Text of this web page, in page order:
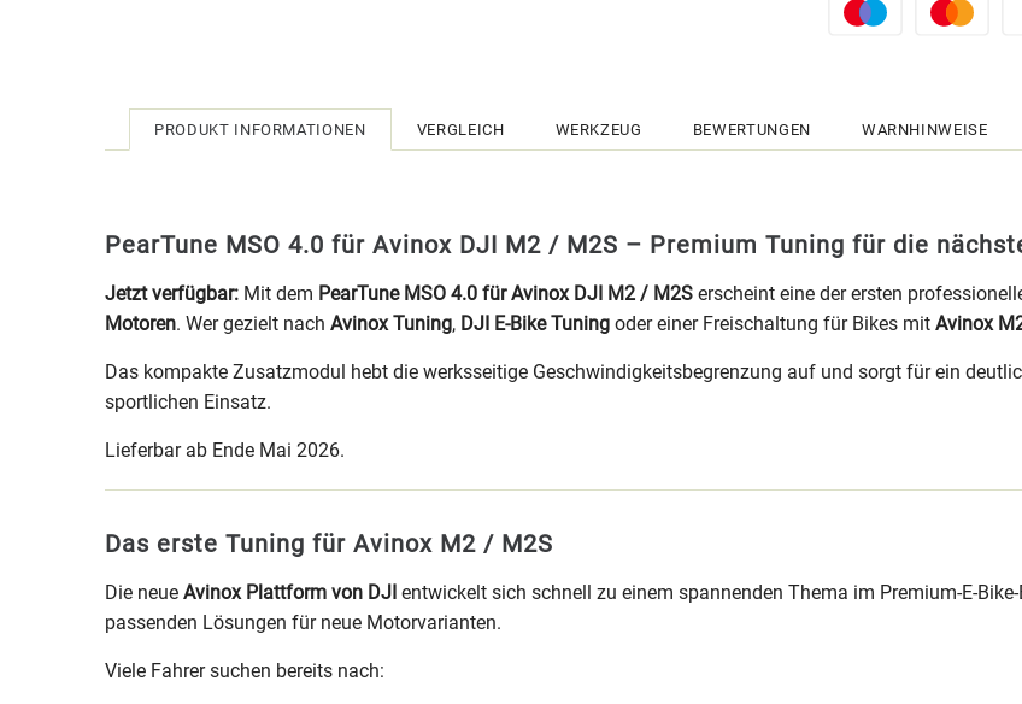
PRODUKT INFORMATIONEN VERGLEICH WERKZEUG BEWERTUNGEN WARNHINWEISE
PearTune MSO 4.0 für Avinox DJI M2 / M2S – Premium Tuning für die
Jetzt verfügbar: Mit dem PearTune MSO 4.0 für Avinox DJI M2 / M2S erscheint eine der ersten
Motoren. Wer gezielt nach Avinox Tuning, DJI E-Bike Tuning oder einer Freischaltung für Bikes mit Avinox
Das kompakte Zusatzmodul hebt die werksseitige Geschwindigkeitsbegrenzung auf und sorgt für ein
sportlichen Einsatz.
Lieferbar ab Ende Mai 2026.
Das erste Tuning für Avinox M2 / M2S
Die neue Avinox Plattform von DJI entwickelt sich schnell zu einem spannenden Thema im Premium-E-
passenden Lösungen für neue Motorvarianten.
Viele Fahrer suchen bereits nach: